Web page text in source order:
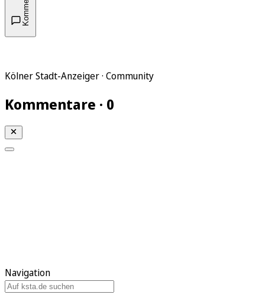
Kölner Stadt-Anzeiger · Community
Kommentare · 0
Navigation